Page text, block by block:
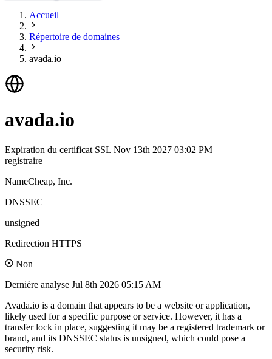
Accueil
Répertoire de domaines
avada.io
avada.io
Expiration du certificat SSL Nov 13th 2027 03:02 PM
registraire
NameCheap, Inc.
DNSSEC
unsigned
Redirection HTTPS
Non
Dernière analyse Jul 8th 2026 05:15 AM
Avada.io is a domain that appears to be a website or application,
likely used for a specific purpose or service. However, it has a
transfer lock in place, suggesting it may be a registered trademark or
brand, and its DNSSEC status is unsigned, which could pose a
security risk.